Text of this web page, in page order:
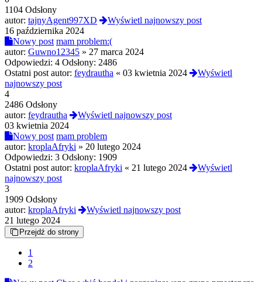
1104 Odsłony
autor: tajnyAgent997XD
Wyświetl najnowszy post
16 października 2024
Nowy post mam problem:(
autor: Guwno12345 » 27 marca 2024
Odpowiedzi: 4 Odsłony: 2486
Ostatni post autor: feydrautha « 03 kwietnia 2024
Wyświetl
najnowszy post
4
2486 Odsłony
autor: feydrautha
Wyświetl najnowszy post
03 kwietnia 2024
Nowy post mam problem
autor: kroplaAfryki » 20 lutego 2024
Odpowiedzi: 3 Odsłony: 1909
Ostatni post autor: kroplaAfryki « 21 lutego 2024
Wyświetl
najnowszy post
3
1909 Odsłony
autor: kroplaAfryki
Wyświetl najnowszy post
21 lutego 2024
Przejdź do strony
1
2